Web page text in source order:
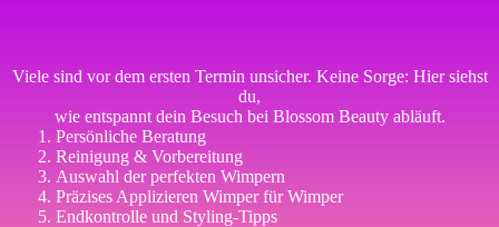
Viele sind vor dem ersten Termin unsicher. Keine Sorge: Hier siehst
du,
wie entspannt dein Besuch bei Blossom Beauty abläuft.
Persönliche Beratung
Reinigung & Vorbereitung
Auswahl der perfekten Wimpern
Präzises Applizieren Wimper für Wimper
Endkontrolle und Styling-Tipps